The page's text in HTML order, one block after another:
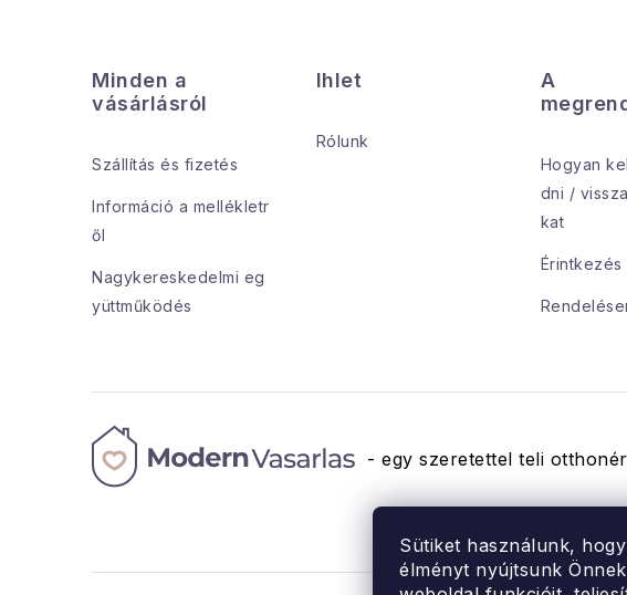
Sütiket használunk,
élményt nyújtsunk
l
Minden a
vásárlásról
Szállítás és fizetés
Információ a mellékletr
ől
Nagykereskedelmi eg
yüttműködés
Ihlet
Rólunk
A
Hogyan
dni /
kat
Érintkezés
- egy szeretettel teli